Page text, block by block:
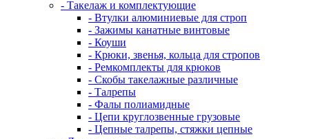
- Такелаж и комплектующие
- Втулки алюминиевые для строп
- Зажимы канатные винтовые
- Коуши
- Крюки, звенья, кольца для стропов
- Ремкомплекты для крюков
- Скобы такелажные различные
- Талрепы
- Фалы полиамидные
- Цепи круглозвенные грузовые
- Цепные талрепы, стяжки цепные